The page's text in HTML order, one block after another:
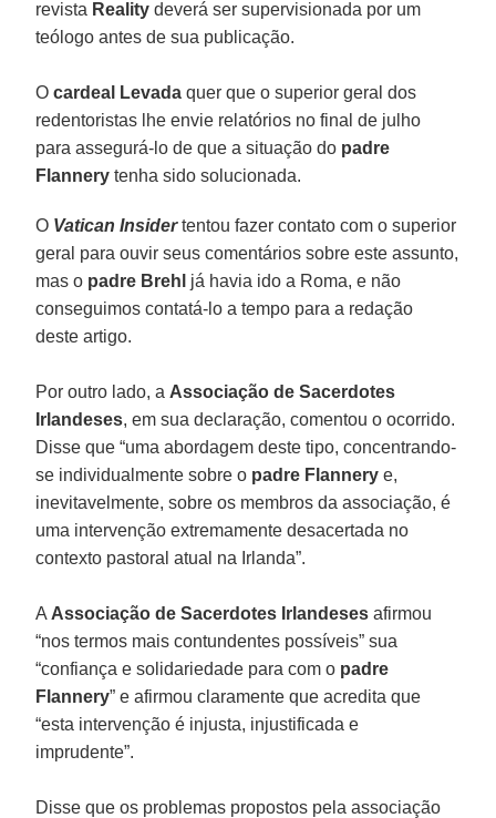
revista Realitydeverá ser supervisionada por um
teólogo antes de sua publicação.
Ocardeal Levada quer que o superior geral dos
redentoristas lhe envie relatórios no final de julho
para assegurá-lo de que a situação do padre
Flannery tenha sido solucionada.
O Vatican Insidertentou fazer contato com o superior
geral para ouvir seus comentários sobre este assunto,
mas o padre Brehl já havia ido a Roma, e não
conseguimos contatá-lo a tempo para a redação
deste artigo.
Por outro lado, a Associação de Sacerdotes
Irlandeses, em sua declaração, comentou o ocorrido.
Disse que “uma abordagem deste tipo, concentrando-
se individualmente sobre o padre Flannerye,
inevitavelmente, sobre os membros da associação, é
uma intervenção extremamente desacertada no
contexto pastoral atual na Irlanda”.
A Associação de Sacerdotes Irlandeses afirmou
“nos termos mais contundentes possíveis” sua
“confiança e solidariedade para com o padre
Flannery” e afirmou claramente que acredita que
“esta intervenção é injusta, injustificada e
imprudente”.
Disse que os problemas propostos pela associação